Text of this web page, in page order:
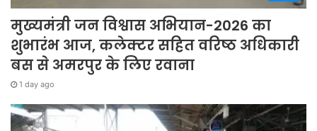
मुख्यमंत्री जन विश्वास अभियान-2026 का
शुभारंभ आज, कलेक्टर सहित वरिष्ठ अधिकारी
बस से अमरपुर के लिए रवाना
1 day ago